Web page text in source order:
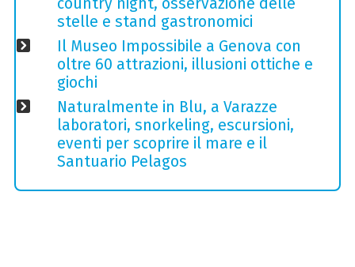
stelle e stand gastronomici
Il Museo Impossibile a Genova con
oltre 60 attrazioni, illusioni ottiche e
giochi
Naturalmente in Blu, a Varazze
laboratori, snorkeling, escursioni,
eventi per scoprire il mare e il
Santuario Pelagos